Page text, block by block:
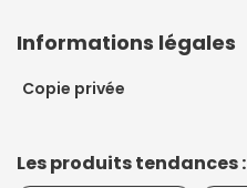
Informations légales
Copie privée
Les produits tendances :